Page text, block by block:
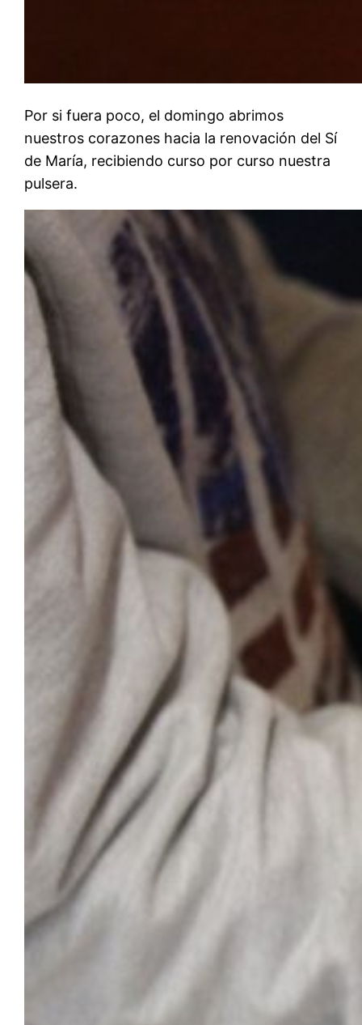
Por si fuera poco, el domingo abrimos
nuestros corazones hacia la renovación del Sí
de María, recibiendo curso por curso nuestra
pulsera.